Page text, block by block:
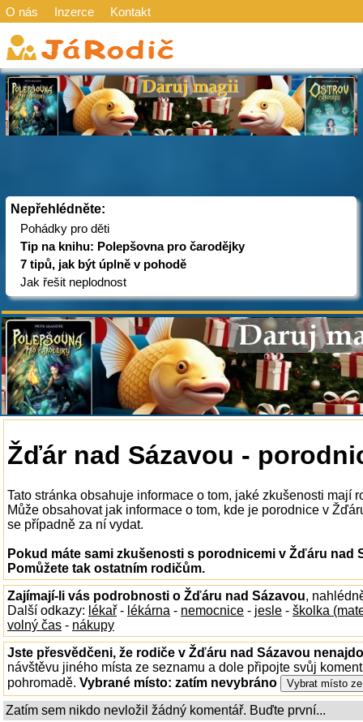
O nás Inzerce Kontakt
Nepřehlédněte:
Pohádky pro děti
Tip na knihu: Polepšovna pro čarodějky
7 tipů, jak být úplně v pohodě
Jak řešit neplodnost
Žďár nad Sázavou -
Tato stránka obsahuje informace o tom, jaké zkušenosti mají
Může obsahovat jak informace o tom, kde je porodnice v
se případně za ní vydat.
Pokud máte sami zkušenosti s porodnicemi v Žďáru nad
Pomůžete tak ostatním rodičům.
Zajímají-li vás podrobnosti o Žďáru nad Sázavou,
Další odkazy: lékař - lékárna - nemocnice - jesle - školka
volný čas - nákupy
Jste přesvědčeni, že rodiče v Žďáru nad Sázavou
návštěvu jiného místa ze seznamu a dole připojte svůj
pohromadě. Vybrané místo: zatím nevybráno
Zatím sem nikdo nevložil žádný komentář. Buďte první...